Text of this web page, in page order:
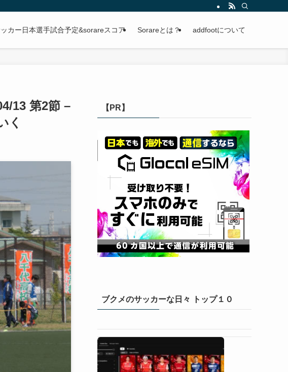
カー日本選手試合予定&sorareスコア Sorareとは？ addfootについて
13 第2節 –
く
【PR】
ブクメのサッカーな日々 トップ１０